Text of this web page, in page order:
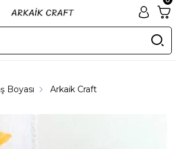
Boyası Arkaik Craft